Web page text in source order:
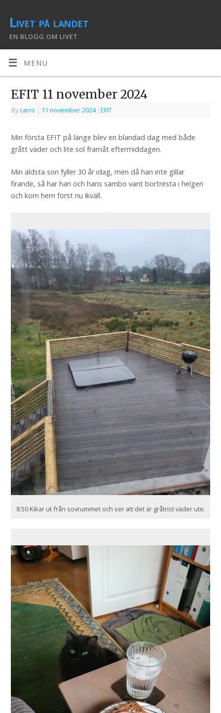
Livet på landet
EN BLOGG OM LIVET
MENU
EFIT 11 november 2024
Bycarro | 11 november 2024 |EFIT
Min första EFIT på länge blev en blandad dag med både
grått väder och lite sol framåt eftermiddagen.
Min äldsta son fyller 30 år idag, men då han inte gillar
firande, så har han och hans sambo varit bortresta i helgen
och kom hem först nu ikväll.
8.50 Kikar ut från sovrummet och ser att det är gråtrist väder ute.